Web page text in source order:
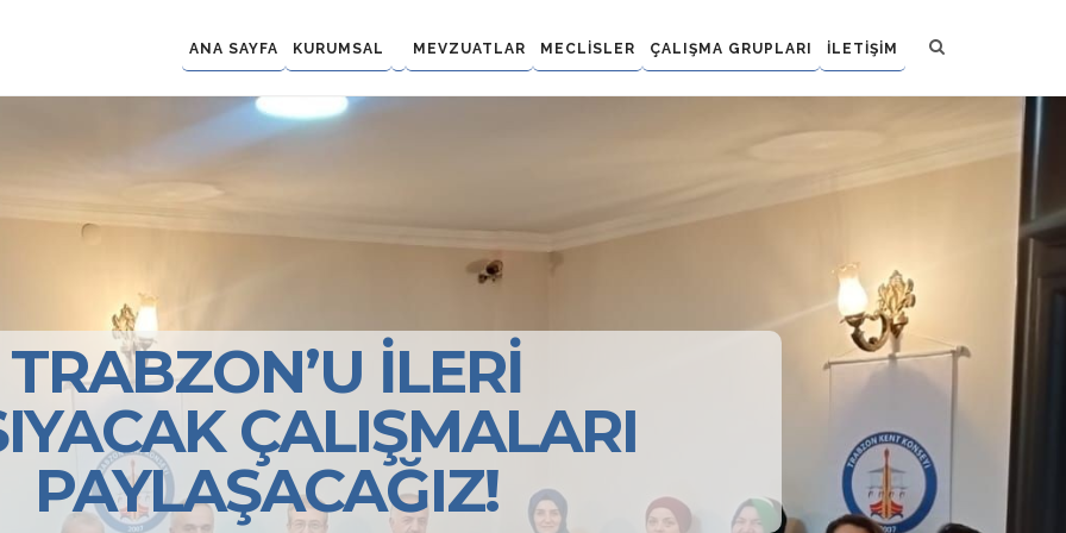
ANA SAYFA KURUMSAL MEVZUATLAR MECLİSLER ÇALIŞMA GRUPLARI İLETİŞİM
TRABZON’U İLERİ
ÇALIŞMALARI
PAYLAŞACAĞIZ!